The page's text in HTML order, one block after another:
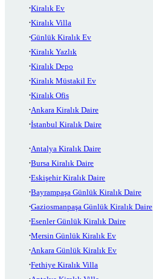
Kiralık Ev
Kiralık Villa
Günlük Kiralık Ev
Kiralık Yazlık
Kiralık Depo
Kiralık Müstakil Ev
Kiralık Ofis
Ankara Kiralık Daire
İstanbul Kiralık Daire
Antalya Kiralık Daire
Bursa Kiralık Daire
Eskişehir Kiralık Daire
Bayrampaşa Günlük Kiralık Daire
Gaziosmanpaşa Günlük Kiralık Daire
Esenler Günlük Kiralık Daire
Mersin Günlük Kiralık Ev
Ankara Günlük Kiralık Ev
Fethiye Kiralık Villa